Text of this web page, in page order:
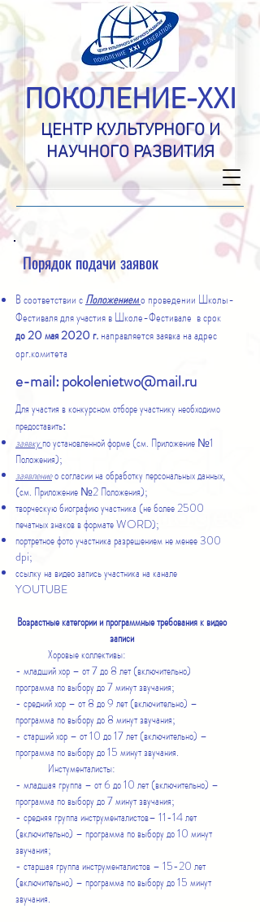
ПОКОЛЕНИЕ-XXI
ЦЕНТР КУЛЬТУРНОГО И
НАУЧНОГО РАЗВИТИЯ
Порядок подачи заявок
В соответствии сПоложениемо проведении Школы-
Фестиваля для участия в Школе-Фестивале в срок
до 20 мая 2020 г.направляется заявка на адрес
орг.комитета
e-mail:pokolenietwo@mail.ru
Для участия в конкурсном отборе участнику необходимо
предоставить:
заявкупо установленной форме (см. Приложение №1
Положения);
заявлениео согласии на обработку персональных данных,
(см. Приложение №2 Положения);
творческую биографию участника (не более 2500
печатных знаков в формате WORD);
портретное фото участника разрешением не менее 300
dpi;
ссылку на видео запись участника на канале
YOUTUBE
Возрастные категории и программные требования к видео
записи
Хоровые коллективы:
- младший хор – от 7 до 8 лет (включительно)
программа по выбору до 7 минут звучания;
- средний хор – от 8 до 9 лет (включительно) –
программа по выбору до 8 минут звучания;
- старший хор – от 10 до 17 лет (включительно) –
программа по выбору до 15 минут звучания.
Инстументалисты:
- младшая группа – от 6 до 10 лет (включительно) –
программа по выбору до 7 минут звучания;
- средняя группа инструменталистов– 11-14 лет
(включительно) – программа по выбору до 10 минут
звучания;
- старшая группа инструменталистов – 15-20 лет
(включительно) – программа по выбору до 15 минут
звучания.